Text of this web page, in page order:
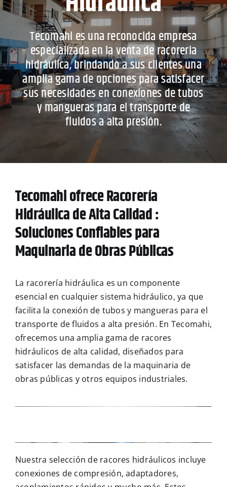
MULTIMEDIA
CONTACTO
Tecomahi es una reconocida empresa
especializada en la venta de racoreria
hidráulica, brindando a sus clientes una
amplia gama de opciones para satisfacer
sus necesidades en conexiones de tubos
y mangueras para el transporte de
fluidos a alta presión.
Tecomahi ofrece Racorería
Hidráulica de Alta Calidad :
Soluciones Confiables para
Maquinaria de Obras Públicas
La racorería hidráulica es un componente
esencial en cualquier sistema hidráulico, ya que
facilita la conexión de tubos y mangueras para el
transporte de fluidos a alta presión. En Tecomahi,
ofrecemos una amplia gama de racores
hidráulicos de alta calidad, diseñados para
satisfacer las demandas de la maquinaria de
obras públicas y otros equipos industriales.
Nuestra selección de racores hidráulicos incluye
conexiones de compresión, adaptadores,